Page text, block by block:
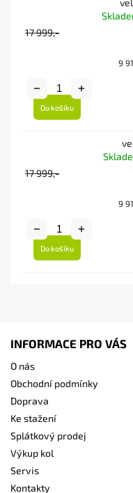
17 999,-
9
Do košíku
17 999,-
9
Do košíku
INFORMACE PRO VÁS
O nás
Obchodní podmínky
Doprava
Ke stažení
Splátkový prodej
Výkup kol
Servis
Kontakty